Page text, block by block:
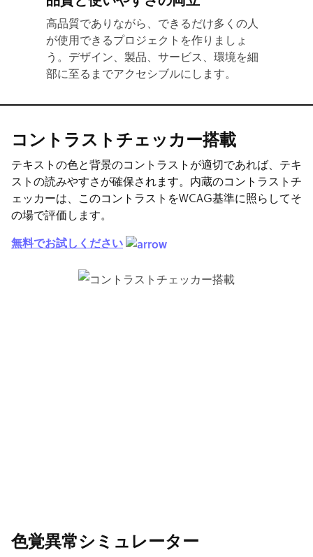
高品質でありながら、できるだけ多くの人
が使用できるプロジェクトを作りましょ
う。デザイン、製品、サービス、環境を細
部に至るまでアクセシブルにします。
コントラストチェッカー搭載
テキストの色と背景のコントラストが適切であれば、テキ
ストの読みやすさが確保されます。内蔵のコントラストチ
ェッカーは、このコントラストをWCAG基準に照らしてそ
の場で評価します。
無料でお試しください
色覚異常シミュレーター